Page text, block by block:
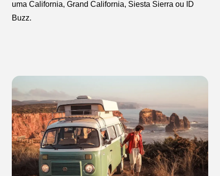
uma California, Grand California, Siesta Sierra ou ID
Buzz.